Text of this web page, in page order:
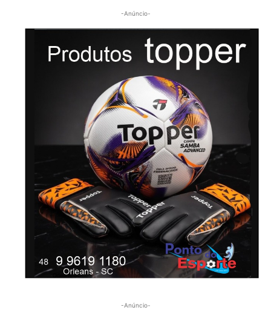
-Anúncio-